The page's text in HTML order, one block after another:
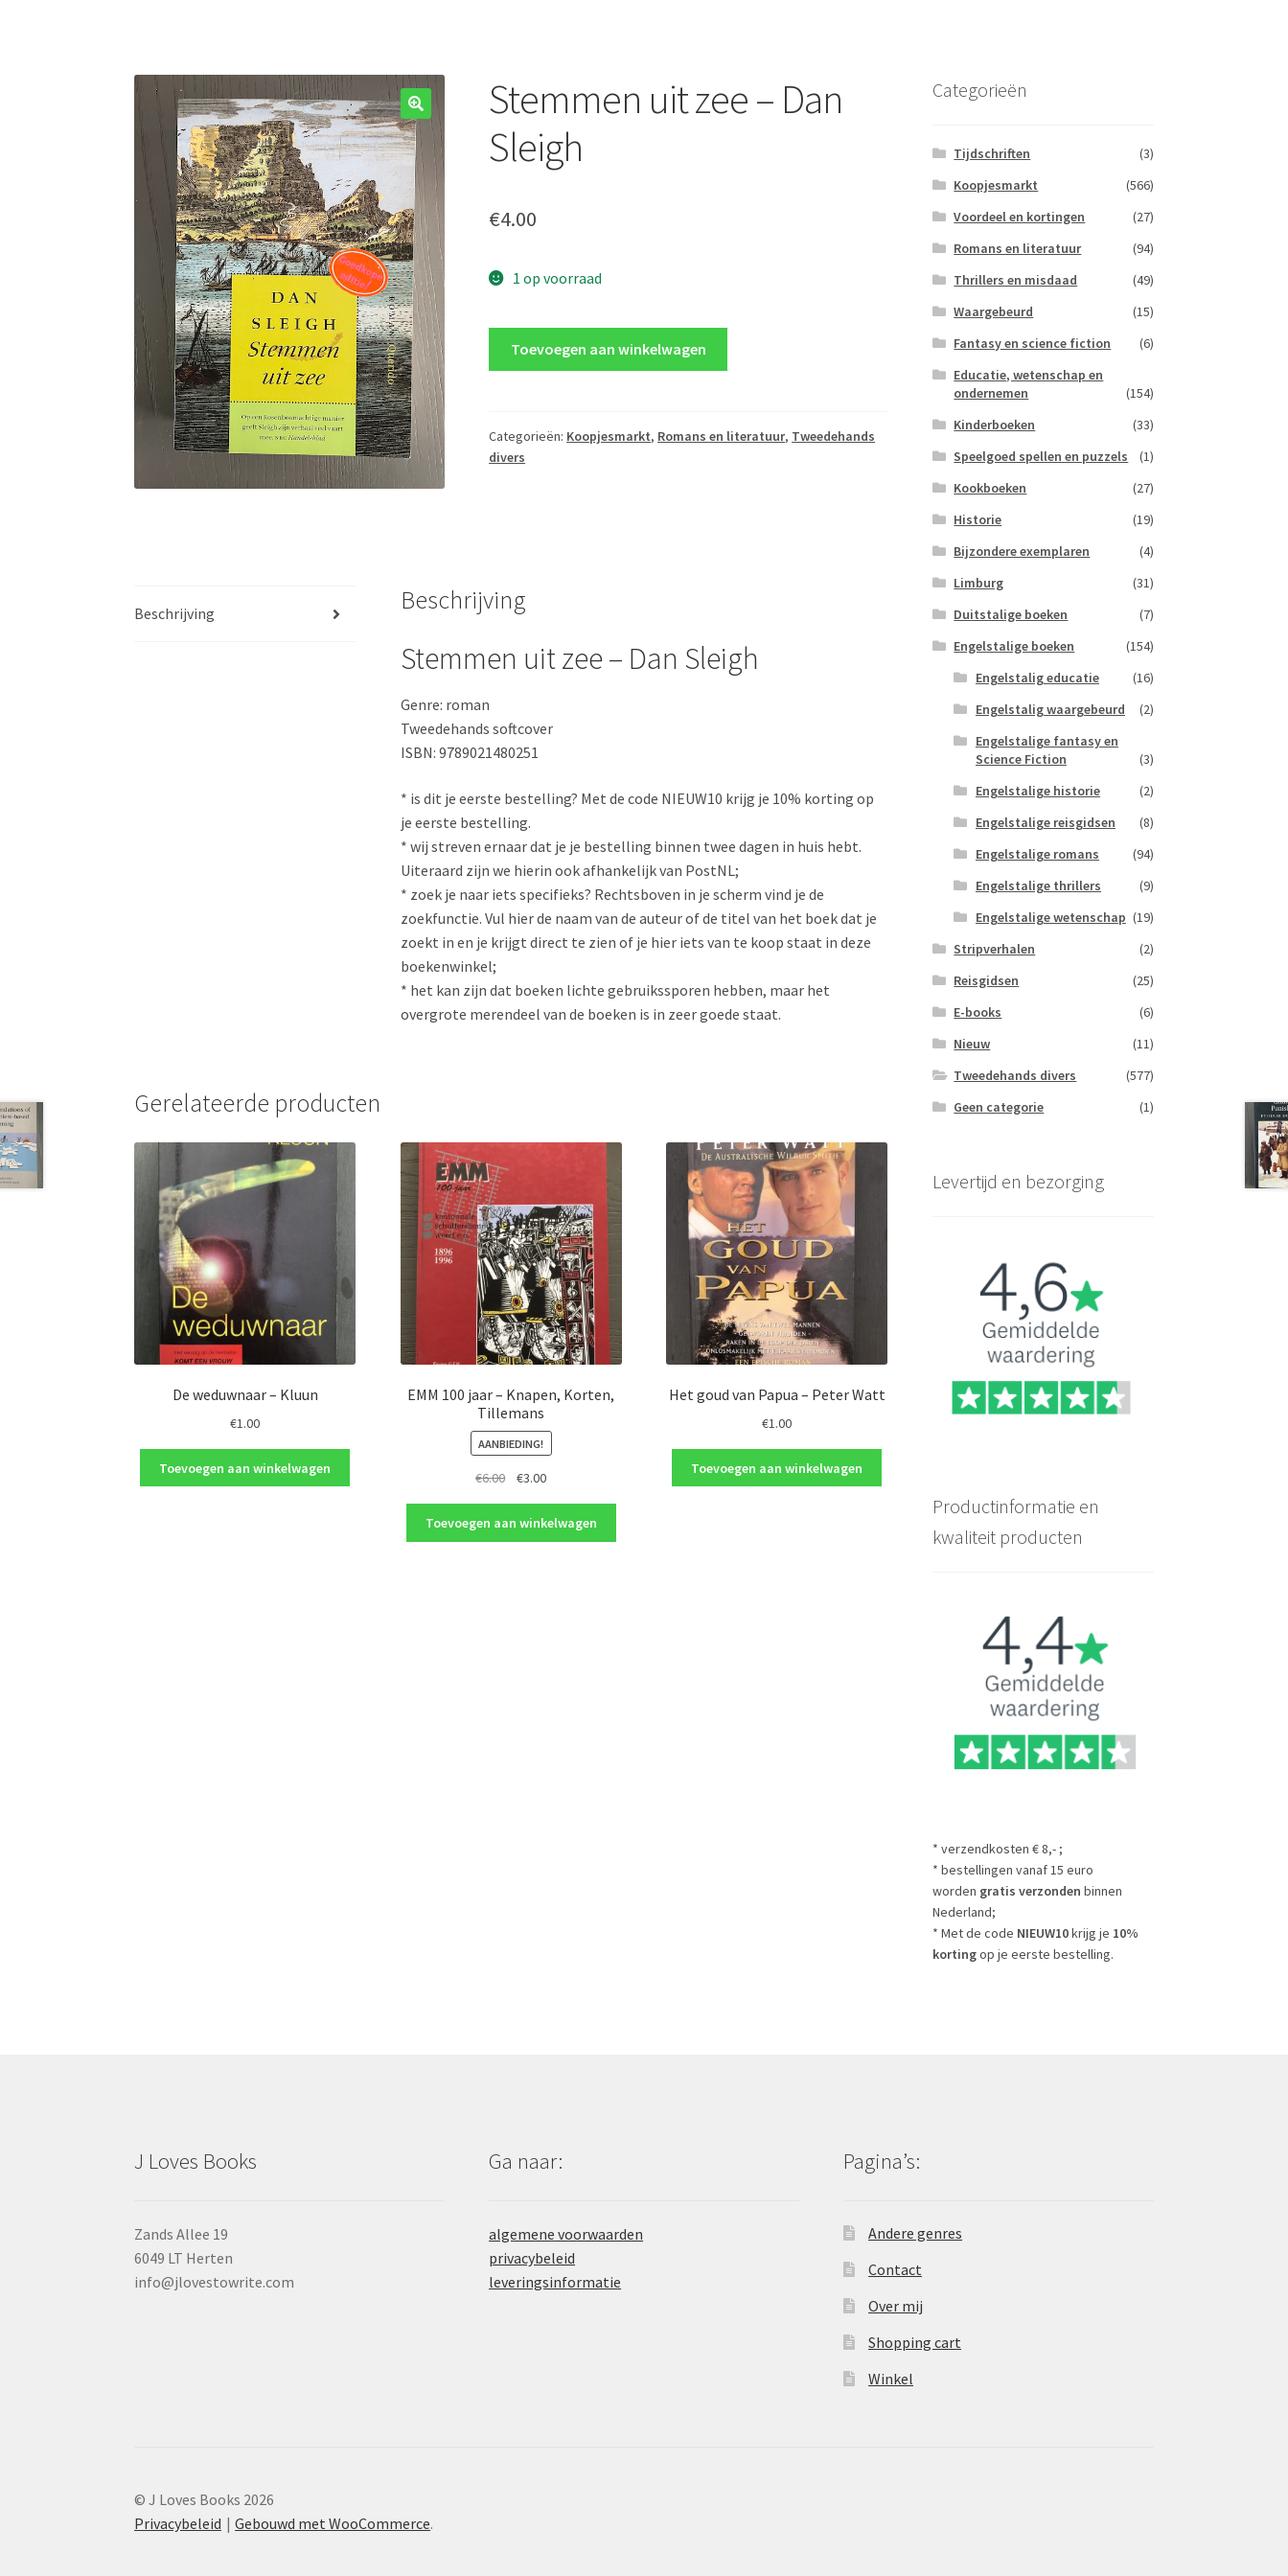
Stemmen uit zee – Dan
Sleigh
€4.00
1 op voorraad
Dan
Sleigh
Toevoegen aan winkelwagen
Categorieën: Koopjesmarkt, Romans en literatuur, Tweedehands
divers
Beschrijving Beschrijving
Stemmen uit zee – Dan Sleigh
Genre: roman
Tweedehands softcover
ISBN: 9789021480251
* is dit je eerste bestelling? Met de code NIEUW10 krijg je 10% korting op
je eerste bestelling.
* wij streven ernaar dat je je bestelling binnen twee dagen in huis hebt.
Uiteraard zijn we hierin ook afhankelijk van PostNL;
* zoek je naar iets specifieks? Rechtsboven in je scherm vind je de
zoekfunctie. Vul hier de naam van de auteur of de titel van het boek dat je
zoekt in en je krijgt direct te zien of je hier iets van te koop staat in deze
boekenwinkel;
* het kan zijn dat boeken lichte gebruikssporen hebben, maar het
overgrote merendeel van de boeken is in zeer goede staat.
Gerelateerde producten
De weduwnaar – Kluun
€1.00
Toevoegen aan winkelwagen
EMM 100 jaar – Knapen, Korten,
Tillemans
AANBIEDING!
€6.00
Oorspronkelijke
was:
€6.00.
€3.00Huidige
is:
€3.00.
Toevoegen aan winkelwagen
Het goud van Papua – Peter Watt
€1.00
Toevoegen aan winkelwagen
Categorieën
Tijdschriften
(3)
Koopjesmarkt
(566)
Voordeel en kortingen
(27)
Romans en literatuur
(94)
Thrillers en misdaad
(49)
Waargebeurd
(15)
Fantasy en science fiction
(6)
Educatie, wetenschap en
ondernemen
(154)
Kinderboeken
(33)
Speelgoed spellen en puzzels
(1)
Kookboeken
(27)
Historie
(19)
Bijzondere exemplaren
(4)
Limburg
(31)
Duitstalige boeken
(7)
Engelstalige boeken
(154)
Engelstalig educatie
(16)
Engelstalig waargebeurd
(2)
Engelstalige fantasy en
Science Fiction
(3)
Engelstalige historie
(2)
Engelstalige reisgidsen
(8)
Engelstalige romans
(94)
Engelstalige thrillers
(9)
Engelstalige wetenschap (19)
Stripverhalen
(2)
Reisgidsen
(25)
E-books
(6)
Nieuw
(11)
Tweedehands divers
(577)
Geen categorie
(1)
Levertijd en bezorging
Productinformatie en
kwaliteit producten
* verzendkosten € 8,- ;
* bestellingen vanaf 15 euro
worden gratis verzonden binnen
Nederland;
* Met de code NIEUW10krijg je 10%
kortingop je eerste bestelling.
J Loves Books
Zands Allee 19
6049 LT Herten
info@jlovestowrite.com
Ga naar:
algemene voorwaarden
privacybeleid
leveringsinformatie
Pagina’s:
Andere genres
Contact
Over mij
Shopping cart
Winkel
© J Loves Books 2026
Privacybeleid
Gebouwd met WooCommerce.